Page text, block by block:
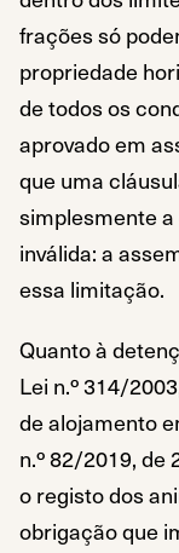
frações só
propriedade
de todos os
aprovado em
que uma
simplesmente
inválida: a
essa limitação.
Quanto à
Lei n.º 314/
de alojamento
n.º 82/2019, de
o registo dos
obrigação que